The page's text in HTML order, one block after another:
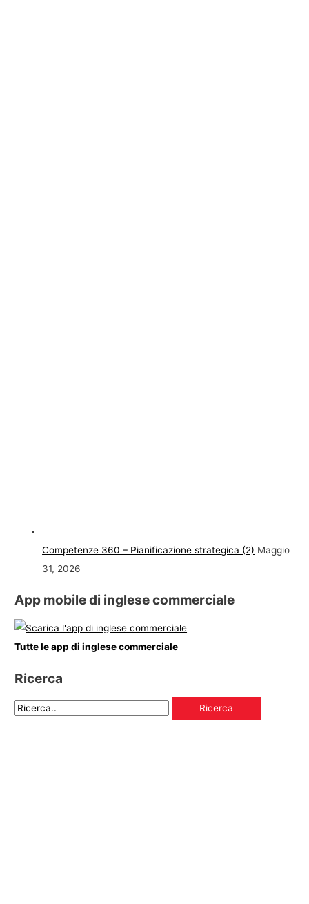
Competenze 360 – Pianificazione strategica (2) Maggio
31, 2026
App mobile di inglese commerciale
Tutte le app di inglese commerciale
Ricerca